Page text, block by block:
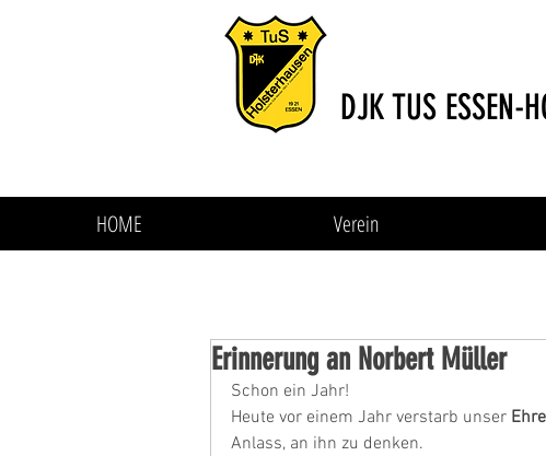
DJK TUS ESSEN-
HOME Verein
Erinnerung an Norbert Müller
Schon ein Jahr!
Heute vor einem Jahr verstarb unser
Anlass, an ihn zu denken.